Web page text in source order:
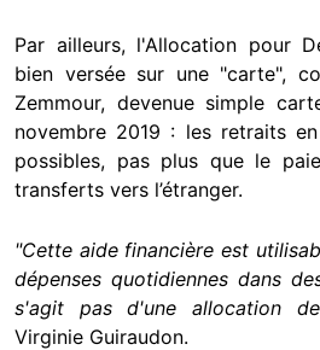
Par ailleurs, l'Allocation pour
bien versée sur une "carte",
Zemmour, devenue simple
novembre 2019 : les retraits
possibles, pas plus que le
transferts vers l’étranger.
"Cette aide financière est
dépenses quotidiennes dans
s'agit pas d'une allocation de
Virginie Guiraudon.